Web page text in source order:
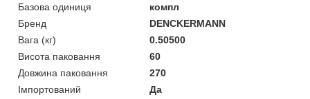
Базова одиниця
компл
Бренд
DENCKERMANN
Вага (кг)
0.50500
Висота паковання
60
Довжина паковання
270
Імпортований
Да